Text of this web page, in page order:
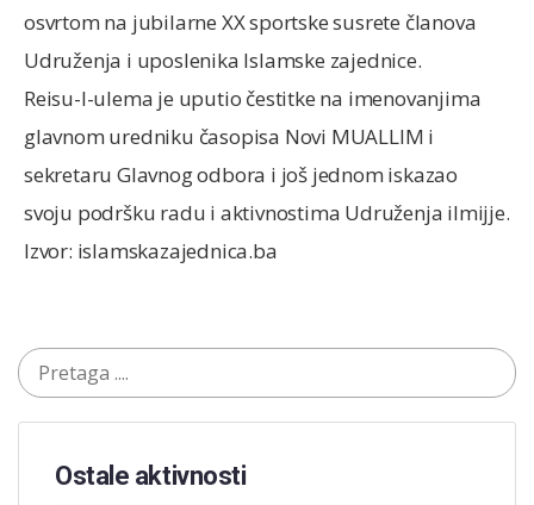
osvrtom na jubilarne XX sportske susrete članova
Udruženja i uposlenika Islamske zajednice.
Reisu-l-ulema je uputio čestitke na imenovanjima
glavnom uredniku časopisa Novi MUALLIM i
sekretaru Glavnog odbora i još jednom iskazao
svoju podršku radu i aktivnostima Udruženja ilmijje.
Izvor: islamskazajednica.ba
Ostale aktivnosti